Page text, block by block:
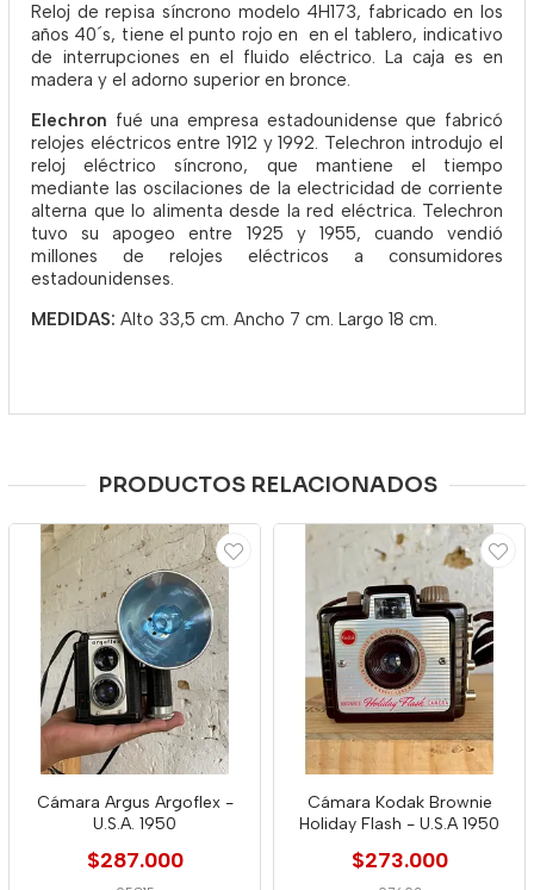
Reloj de repisa síncrono modelo 4H173, fabricado en los
años 40´s, tiene el punto rojo en en el tablero, indicativo
de interrupciones en el fluido eléctrico. La caja es en
madera y el adorno superior en bronce.
Elechron fué una empresa estadounidense que fabricó
relojes eléctricos entre 1912 y 1992. Telechron introdujo el
reloj eléctrico síncrono, que mantiene el tiempo
mediante las oscilaciones de la electricidad de corriente
alterna que lo alimenta desde la red eléctrica. Telechron
tuvo su apogeo entre 1925 y 1955, cuando vendió
millones de relojes eléctricos a consumidores
estadounidenses.
MEDIDAS: Alto 33,5 cm. Ancho 7 cm. Largo 18 cm.
PRODUCTOS RELACIONADOS
Cámara Argus Argoflex -
U.S.A. 1950
$287.000
Cámara Kodak Brownie
Holiday Flash - U.S.A 1950
$273.000